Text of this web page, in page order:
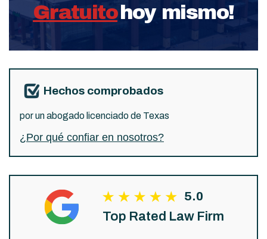
Gratuitohoy mismo!
Hechos comprobados
por un abogado licenciado de Texas
¿Por qué confiar en nosotros?
5.0
Top Rated Law Firm